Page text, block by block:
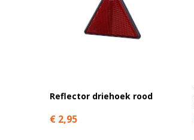
Reflector driehoek rood
€ 2,95